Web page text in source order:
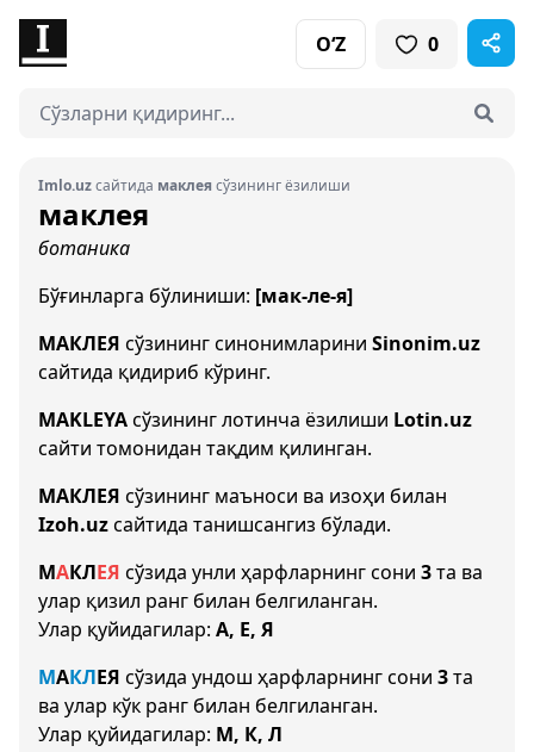
O‘Z 0
Imlo.uzсайтида маклеясўзининг ёзилиши
маклея
ботаника
Бўғинларга бўлиниши: [мак-ле-я]
МАКЛЕЯ сўзининг синонимларини Sinonim.uz
сайтида қидириб кўринг.
MAKLEYAсўзининг лотинча ёзилиши Lotin.uz
сайти томонидан тақдим қилинган.
МАКЛЕЯ сўзининг маъноси ва изоҳи билан
Izoh.uzсайтида танишсангиз бўлади.
МАКЛЕЯ сўзида унли ҳарфларнинг сони 3та ва
улар қизил ранг билан белгиланган.
Улар қуйидагилар: А, Е, Я
МАКЛЕЯ сўзида ундош ҳарфларнинг сони 3та
ва улар кўк ранг билан белгиланган.
Улар қуйидагилар: М, К, Л